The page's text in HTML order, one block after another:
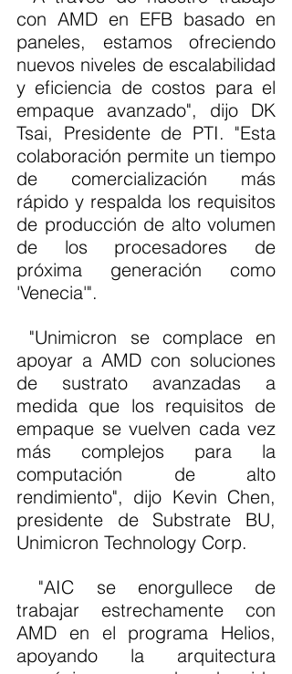
con AMD en EFB basado en
paneles, estamos ofreciendo
nuevos niveles de escalabilidad
y eficiencia de costos para el
empaque avanzado", dijo DK
Tsai, Presidente de PTI. "Esta
colaboración permite un tiempo
de comercialización más
rápido y respalda los requisitos
de producción de alto volumen
de los procesadores de
próxima generación como
'Venecia'".
apoyar a AMD con soluciones
de sustrato avanzadas a
medida que los requisitos de
empaque se vuelven cada vez
más complejos para la
computación de alto
rendimiento", dijo Kevin Chen,
presidente de Substrate BU,
Unimicron Technology Corp.
trabajar estrechamente con
AMD en el programa Helios,
apoyando la arquitectura